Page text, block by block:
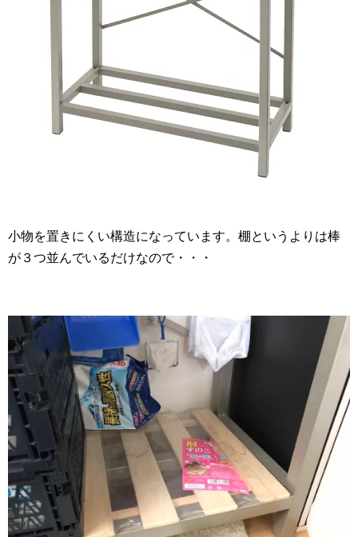
小物を置きにくい構造になっています。棚というよりは棒
が３つ並んでいるだけなので・・・